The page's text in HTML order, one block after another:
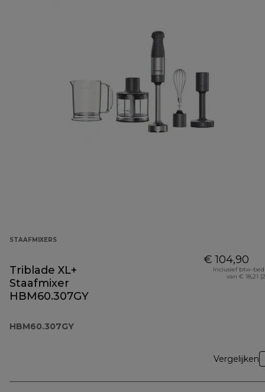
STAAFMIXERS
Triblade XL+
Staafmixer
HBM60.307GY
HBM60.307GY
€ 104,90
Inclusief btw-
van € 18,21
Vergelijken